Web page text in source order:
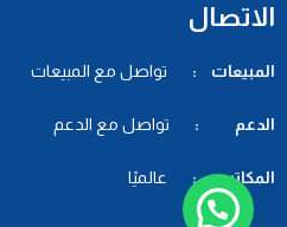
الاتصال
المبيعات : تواصل مع المبيعات
الدعم : تواصل مع الدعم
المكاتب : عالميًا